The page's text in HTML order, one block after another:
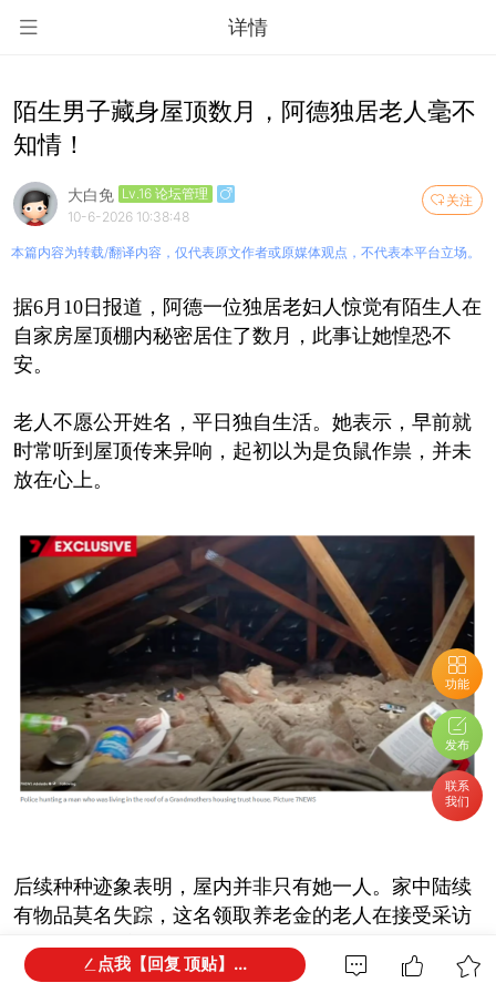
详情
功能
发布
联系
我们
陌生男子藏身屋顶数月，阿德独居老人毫不
知情！
关注
大白免 Lv.16 论坛管理
10-6-2026 10:38:48
本篇内容为转载/翻译内容，仅代表原文作者或原媒体观点，不代表本平台立场。
据6月10日报道，阿德一位独居老妇人惊觉有陌生人在
自家房屋顶棚内秘密居住了数月，此事让她惶恐不
安。
老人不愿公开姓名，平日独自生活。她表示，早前就
时常听到屋顶传来异响，起初以为是负鼠作祟，并未
放在心上。
后续种种迹象表明，屋内并非只有她一人。家中陆续
有物品莫名失踪，这名领取养老金的老人在接受采访
时说："不少东西不见了，我一开始还以为是自己放错
了地方。"点我【回复 顶贴】...